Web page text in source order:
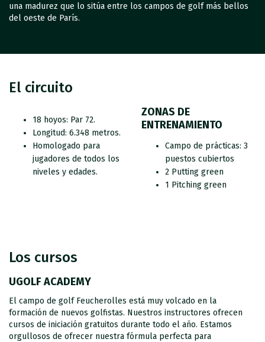
una madurez que lo sitúa entre los campos de golf más bellos
del oeste de París.
El circuito
18 hoyos: Par 72.
Longitud: 6.348 metros.
Homologado para
jugadores de todos los
niveles y edades.
ZONAS DE
ENTRENAMIENTO
Campo de prácticas: 3
puestos cubiertos
2 Putting green
1 Pitching green
Los cursos
UGOLF ACADEMY
El campo de golf Feucherolles está muy volcado en la
formación de nuevos golfistas. Nuestros instructores ofrecen
cursos de iniciación gratuitos durante todo el año. Estamos
orgullosos de ofrecer nuestra fórmula perfecta para